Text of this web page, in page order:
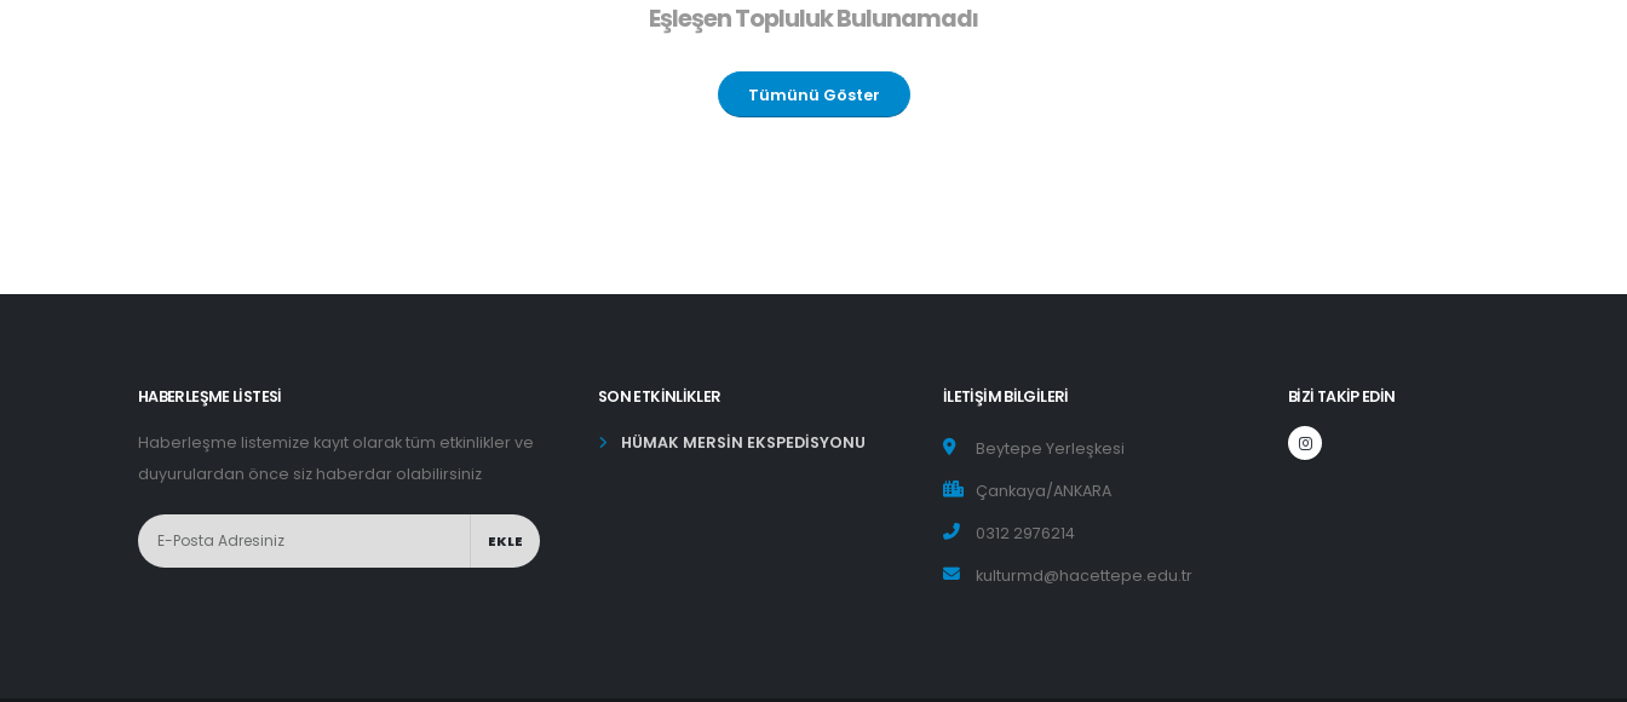
Eşleşen Topluluk Bulunamadı
Tümünü Göster
HABERLEŞME LİSTESİ
Haberleşme listemize kayıt olarak tüm etkinlikler ve
duyurulardan önce siz haberdar olabilirsiniz
EKLE
SON ETKINLIKLER
HÜMAK MERSİN EKSPEDİSYONU
İLETIŞIM BILGILERI
Beytepe Yerleşkesi
Çankaya/ANKARA
0312 2976214
kulturmd@hacettepe.edu.tr
BIZI TAKIP EDIN